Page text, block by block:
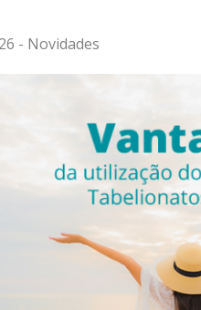
- Novidades